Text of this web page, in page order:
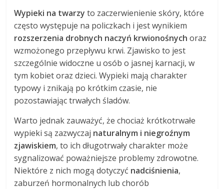
Wypieki na twarzy to zaczerwienienie skóry, które
często występuje na policzkach i jest wynikiem
rozszerzenia drobnych naczyń krwionośnych oraz
wzmożonego przepływu krwi. Zjawisko to jest
szczególnie widoczne u osób o jasnej karnacji, w
tym kobiet oraz dzieci. Wypieki mają charakter
typowy i znikają po krótkim czasie, nie
pozostawiając trwałych śladów.
Warto jednak zauważyć, że chociaż krótkotrwałe
wypieki są zazwyczaj naturalnym i niegroźnym
zjawiskiem, to ich długotrwały charakter może
sygnalizować poważniejsze problemy zdrowotne.
Niektóre z nich mogą dotyczyć nadciśnienia,
zaburzeń hormonalnych lub chorób